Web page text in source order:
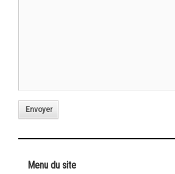
Envoyer
Menu du site